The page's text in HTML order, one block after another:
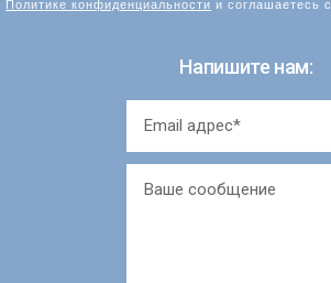
Напишите нам: